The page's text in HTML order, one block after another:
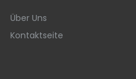
Über Uns
Kontaktseite